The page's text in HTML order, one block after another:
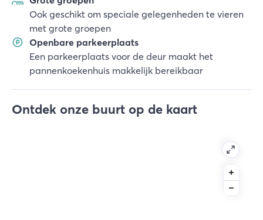
Ook geschikt om speciale gelegenheden te vieren
met grote groepen
Openbare parkeerplaats
Een parkeerplaats voor de deur maakt het
pannenkoekenhuis makkelijk bereikbaar
Ontdek onze buurt op de kaart